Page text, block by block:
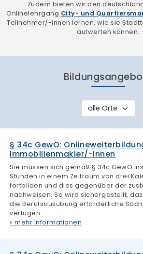
Zudem bieten wir den
Onlinelehrgang City- und
Teilnehmer/-innen lernen, wie sie
aufwerten können.